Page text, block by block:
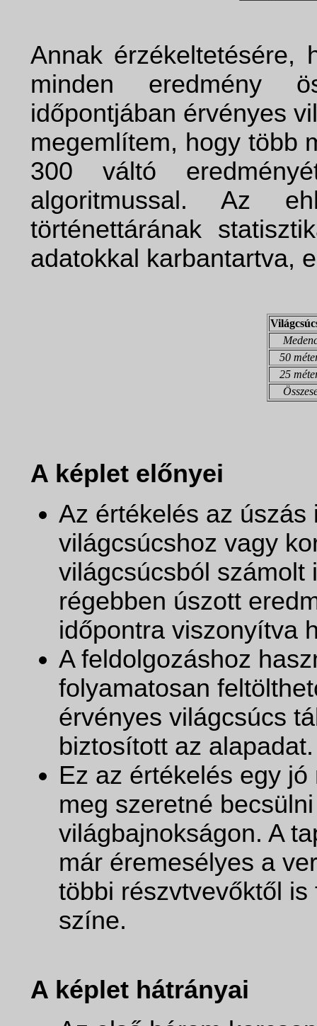
Annak érzékeltetésére,
minden eredmény
időpontjában érvényes
megemlítem, hogy több
300 váltó
algoritmussal. Az
történettárának
adatokkal karbantartva,
50
25
A képlet előnyei
Az értékelés az
világcsúcshoz vagy
világcsúcsból számolt
régebben úszott
időpontra viszonyítva
A feldolgozáshoz
folyamatosan
érvényes világcsúcs
biztosított az alapadat.
Ez az értékelés egy
meg szeretné
világbajnokságon. A
már éremesélyes a
többi részvtvevőktől
színe.
A képlet hátrányai